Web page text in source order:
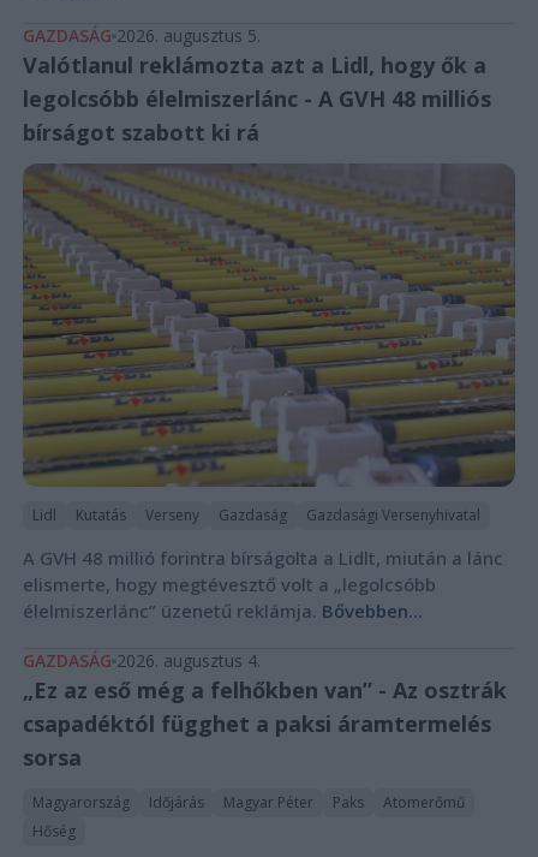
GAZDASÁG 2026. augusztus 5.
Valótlanul reklámozta azt a Lidl, hogy ők a
legolcsóbb élelmiszerlánc - A GVH 48 milliós
bírságot szabott ki rá
Lidl Kutatás Verseny Gazdaság Gazdasági Versenyhivatal
A GVH 48 millió forintra bírságolta a Lidlt, miután a lánc
elismerte, hogy megtévesztő volt a „legolcsóbb
élelmiszerlánc” üzenetű reklámja. Bővebben...
GAZDASÁG 2026. augusztus 4.
„Ez az eső még a felhőkben van” - Az osztrák
csapadéktól függhet a paksi áramtermelés
sorsa
Magyarország Időjárás Magyar Péter Paks
Atomerőmű
Hőség